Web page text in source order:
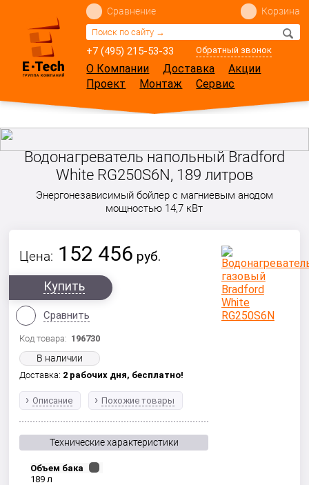
+7 (495) 215-53-33 Обратный звонок
Сравнение Корзина
О Компании Доставка
Акции
Проект
Монтаж Сервис
Водонагреватель напольный Bradford
White RG250S6N, 189 литров
Энергонезависимый бойлер с магниевым анодом
мощностью 14,7 кВт
Цена: 152 456 руб.
Купить
Сравнить
Код товара: 196730
В наличии
Доставка: 2 рабочих дня, бесплатно!
Описание Похожие товары
Технические характеристики
Объем бака
189 л